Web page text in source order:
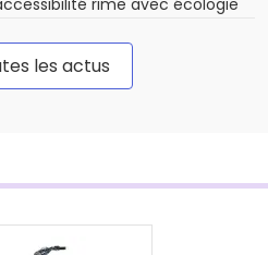
rime avec écologie
les actus